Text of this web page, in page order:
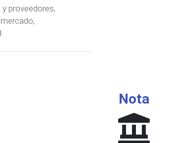
proveedores,
Nota